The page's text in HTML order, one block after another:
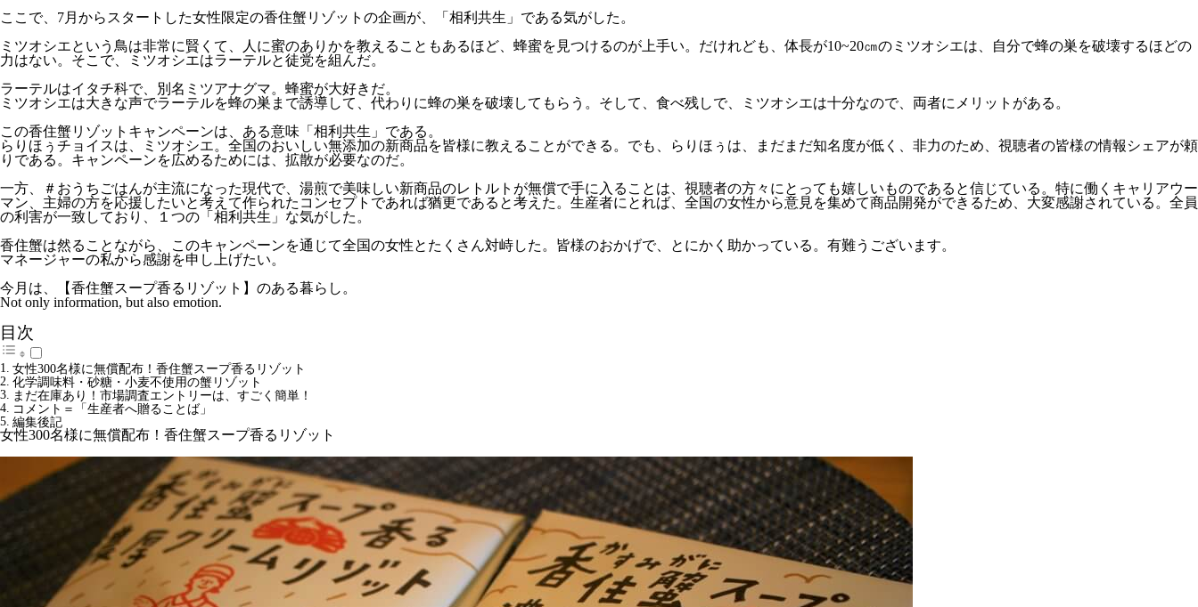
ここで、7月からスタートした女性限定の香住蟹リゾットの企画が、「相利共生」である気がした。
ミツオシエという鳥は非常に賢くて、人に蜜のありかを教えることもあるほど、蜂蜜を見つけるのが上手い。だけれども、体長が10~20㎝のミツオシエは、自分で蜂の巣を破壊するほどの
力はない。そこで、ミツオシエはラーテルと徒党を組んだ。
ラーテルはイタチ科で、別名ミツアナグマ。蜂蜜が大好きだ。
ミツオシエは大きな声でラーテルを蜂の巣まで誘導して、代わりに蜂の巣を破壊してもらう。そして、食べ残しで、ミツオシエは十分なので、両者にメリットがある。
この香住蟹リゾットキャンペーンは、ある意味「相利共生」である。
らりほぅチョイスは、ミツオシエ。全国のおいしい無添加の新商品を皆様に教えることができる。でも、らりほぅは、まだまだ知名度が低く、非力のため、視聴者の皆様の情報シェアが頼
りである。キャンペーンを広めるためには、拡散が必要なのだ。
一方、＃おうちごはんが主流になった現代で、湯煎で美味しい新商品のレトルトが無償で手に入ることは、視聴者の方々にとっても嬉しいものであると信じている。特に働くキャリアウー
マン、主婦の方を応援したいと考えて作られたコンセプトであれば猶更であると考えた。生産者にとれば、全国の女性から意見を集めて商品開発ができるため、大変感謝されている。全員
の利害が一致しており、１つの「相利共生」な気がした。
香住蟹は然ることながら、このキャンペーンを通じて全国の女性とたくさん対峙した。皆様のおかげで、とにかく助かっている。有難うございます。
マネージャーの私から感謝を申し上げたい。
今月は、【香住蟹スープ香るリゾット】のある暮らし。
Not only information, but also emotion.
目次
女性300名様に無償配布！香住蟹スープ香るリゾット
化学調味料・砂糖・小麦不使用の蟹リゾット
まだ在庫あり！市場調査エントリーは、すごく簡単！
コメント＝「生産者へ贈ることば」
編集後記
女性300名様に無償配布！香住蟹スープ香るリゾット